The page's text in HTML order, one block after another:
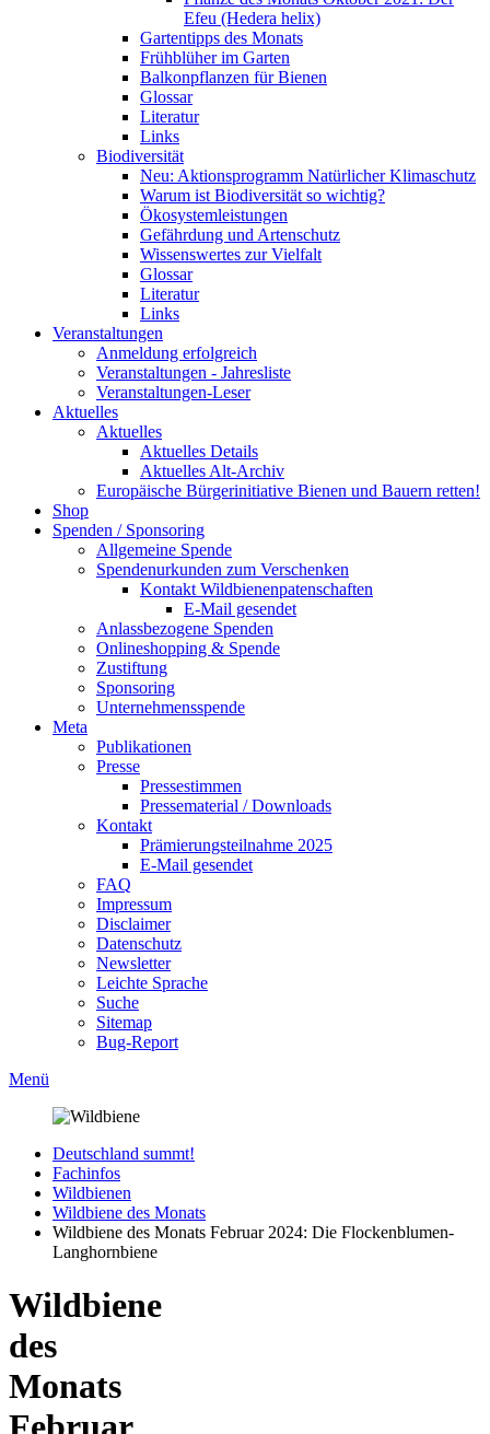
Efeu (Hedera helix)
Gartentipps des Monats
Frühblüher im Garten
Balkonpflanzen für Bienen
Glossar
Literatur
Links
Biodiversität
Neu: Aktionsprogramm Natürlicher Klimaschutz
Warum ist Biodiversität so wichtig?
Ökosystemleistungen
Gefährdung und Artenschutz
Wissenswertes zur Vielfalt
Glossar
Literatur
Links
Veranstaltungen
Anmeldung erfolgreich
Veranstaltungen - Jahresliste
Veranstaltungen-Leser
Aktuelles
Aktuelles
Aktuelles Details
Aktuelles Alt-Archiv
Europäische Bürgerinitiative Bienen und Bauern retten!
Shop
Spenden / Sponsoring
Allgemeine Spende
Spendenurkunden zum Verschenken
Kontakt Wildbienenpatenschaften
E-Mail gesendet
Anlassbezogene Spenden
Onlineshopping & Spende
Zustiftung
Sponsoring
Unternehmensspende
Meta
Publikationen
Presse
Pressestimmen
Pressematerial / Downloads
Kontakt
Prämierungsteilnahme 2025
E-Mail gesendet
FAQ
Impressum
Disclaimer
Datenschutz
Newsletter
Leichte Sprache
Suche
Sitemap
Bug-Report
Menü
Deutschland summt!
Fachinfos
Wildbienen
Wildbiene des Monats
Wildbiene des Monats Februar 2024: Die Flockenblumen-
Langhornbiene
Wildbiene
des
Monats